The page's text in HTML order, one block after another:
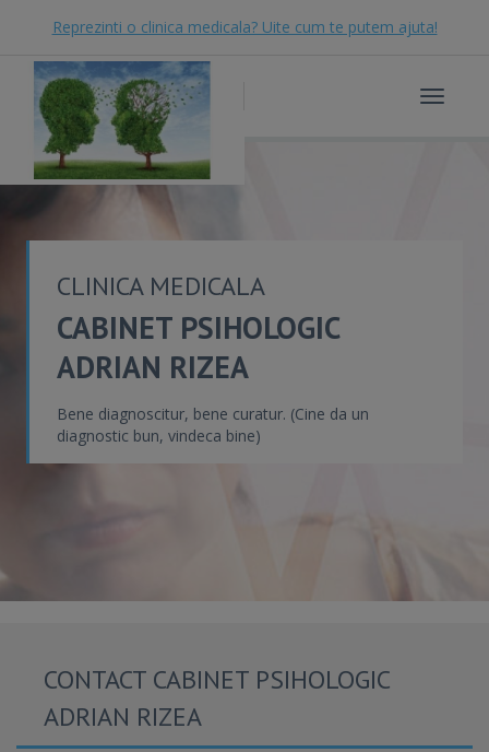
Reprezinti o clinica medicala? Uite cum te putem ajuta!
Toggle
CLINICA MEDICALA
CABINET PSIHOLOGIC
ADRIAN RIZEA
Bene diagnoscitur, bene curatur. (Cine da un
diagnostic bun, vindeca bine)
CONTACT CABINET PSIHOLOGIC
ADRIAN RIZEA